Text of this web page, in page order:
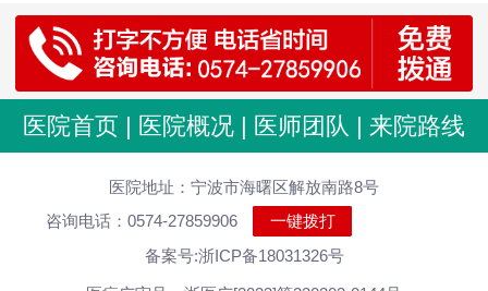
尿道炎症状 男性怎么治疗 2026-07-29
男性尿道炎会有什么原因 2026-07-29
急性尿道炎持续多久
男性尿道炎怎么好
包皮过长是怎样产生的
包皮过长长期会有什么危害吗
包皮过长有什么症状
医院首页 | 医院概况 | 医师团队 | 来院路线
医院地址：宁波市海曙区解放南路8号
咨询电话：0574-27859906
一键拨打
备案号:浙ICP备18031326号